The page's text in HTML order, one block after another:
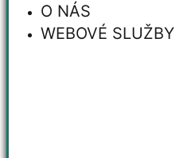
O NÁS
WEBOVÉ SLUŽBY